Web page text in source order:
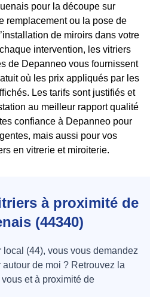
pour la découpe sur
remplacement ou la pose de
de miroirs dans votre
intervention, les vitriers
de Depanneo vous fournissent
où les prix appliqués par les
Les tarifs sont justifiés et
au meilleur rapport qualité
confiance à Depanneo pour
mais aussi pour vos
en vitrerie et miroiterie.
à proximité de
(44340)
(44), vous vous demandez
de moi ? Retrouvez la
et à proximité de